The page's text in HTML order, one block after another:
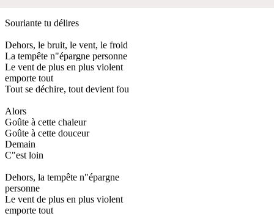
Souriante tu délires
Dehors, le bruit, le vent, le froid
La tempête n"épargne personne
Le vent de plus en plus violent
emporte tout
Tout se déchire, tout devient fou
Alors
Goûte à cette chaleur
Goûte à cette douceur
Demain
C"est loin
Dehors, la tempête n"épargne
personne
Le vent de plus en plus violent
emporte tout